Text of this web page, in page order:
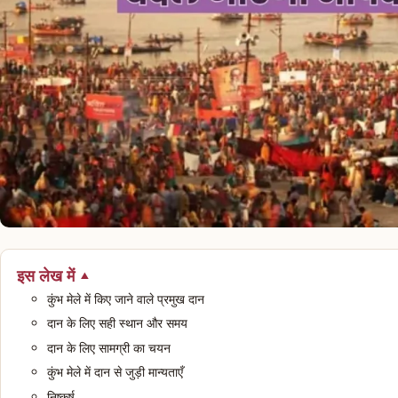
इस लेख में
कुंभ मेले में किए जाने वाले प्रमुख दान
दान के लिए सही स्थान और समय
दान के लिए सामग्री का चयन
कुंभ मेले में दान से जुड़ी मान्यताएँ